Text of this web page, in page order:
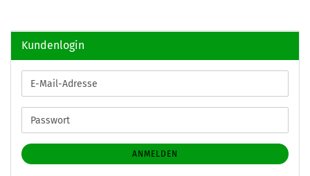
Kundenlogin
E-
Mail-
Adresse
Passwort
ANMELDEN